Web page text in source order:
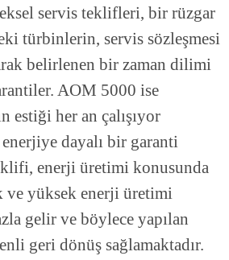
servis teklifleri, bir rüzgar
türbinlerin, servis sözleşmesi
belirlenen bir zaman dilimi
AOM 5000 ise
estiği her an çalışıyor
enerjiye dayalı bir garanti
enerji üretimi konusunda
ve yüksek enerji üretimi
gelir ve böylece yapılan
geri dönüş sağlamaktadır.